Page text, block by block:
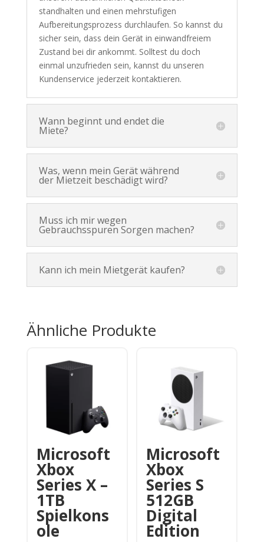
standhalten und einen mehrstufigen
Aufbereitungsprozess durchlaufen. So kannst du
sicher sein, dass dein Gerät in einwandfreiem
Zustand bei dir ankommt. Solltest du doch
einmal unzufrieden sein, kannst du unseren
Kundenservice jederzeit kontaktieren.
Wann beginnt und endet die
Miete?
Was, wenn mein Gerät während
der Mietzeit beschädigt wird?
Muss ich mir wegen
Gebrauchsspuren Sorgen machen?
Kann ich mein Mietgerät kaufen?
Ähnliche Produkte
Microsoft
Xbox
Series X –
1TB
Spielkons
ole
Microsoft
Xbox
Series S
512GB
Digital
Edition